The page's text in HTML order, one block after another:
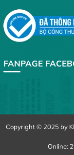
FANPAGE
Copyright © 2025 by
Online: